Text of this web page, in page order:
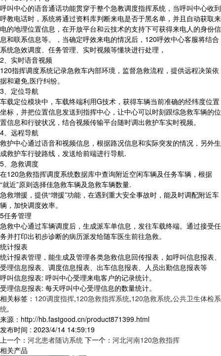
呼叫中心的语音通话功能贯穿于整个急教调度指挥系统，当呼叫中心收到
呼教电话时，系统将通过资料库判断来电是否于黑名单，并且自动获取来
电的地理位置信息，在开放平台和云技术的支持下可获得来电人的身份信
息和联系信息等。，当确定呼效来电的情况后，120呼效中心客服将结合
系统急效调度、任务管理、实时视频等懂块进行处理，
2、实时语音视频
120指挥调度系统记录急救车内部环境，监督急救流程，提供远程决策依
据和避免,医疗纠纷。
3、定位导航
车载定位模块中，车载终端利用G技术，获得车辆当前准确的经纬度位置
坐标，并把位置信息发送到指挥中心，让中心可以时刻跟综急救车辆的位
置信息和行驶状况，结合视频传输平台随时调出救护车实时视频。
4、远程导航
救护中心通过语音和视频信息，根据路况信息和实际突发的情况，另外生
成救护车行驶路线，发送给前端进行导航.
5、急救调度
在120急救指挥调度系统数据库中查询附近空闲车辆及任务车辆，根据
“就近”原则选择佳急救车辆及急救车辆数量.
急救增援，提供“增援”功能，在遇到重大安全事故时，能及时调配附近车
辆，加快调度效率。
5任务管理
急救中心通过车辆调度后，生成派车单信息，发往车载终端。通过接受任
务并打印出初步诊断的病历派发给随车医生前往急救。
统计报表
统计报表管理，能生成及管理各类急救信息回传报表，如呼叫信息报表、
受理信息报表、调度信息报表、出车信息报表、人员出勤信息报表等
呼叫信息报表: 呼叫中心受理来电客户的记录统计。
受理信息报表: 每天呼叫中心受理信息的数量统计。
相关标签： 120调度指挥,120急救指挥系统,120急救系统,公共卫生体检系
统,
来源：http://hb.fastgood.cn/product871399.html
发布时间 : 2023/4/14 14:59:19
上一个： 河北患者随访系统 下一个： 河北河南120急救指挥
相关产品